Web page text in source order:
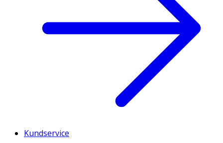
Kundservice